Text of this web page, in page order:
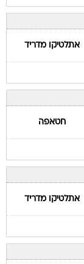
אתלטיקו מדריד
חטאפה
אתלטיקו מדריד